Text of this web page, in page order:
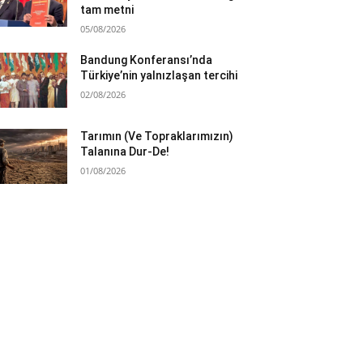
tam metni
05/08/2026
Bandung Konferansı’nda
Türkiye’nin yalnızlaşan tercihi
02/08/2026
Tarımın (Ve Topraklarımızın)
Talanına Dur-De!
01/08/2026